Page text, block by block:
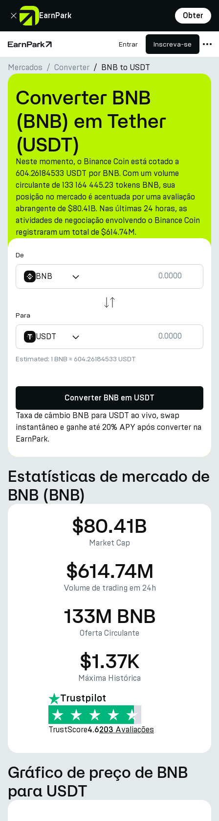
EarnPark Obter
Fechar
Página Inicial Entrar Inscreva-se
Produtos
Mercados
Calculadoras
PARK Token
Recursos
Empresa
Mercados Converter BNB to USDT
Converter BNB
(BNB) em Tether
(USDT)
Neste momento, o Binance Coin está cotado a
604.26184533 USDT por BNB. Com um volume
circulante de 133 164 445.23 tokens BNB, sua
posição no mercado é acentuada por uma avaliação
abrangente de $80.41B. Nas últimas 24 horas, as
atividades de negociação envolvendo o Binance Coin
registraram um total de $614.74M.
De
BNB
Para
USDT
Estimated: 1 BNB ≈ 604.26184533 USDT
Converter BNB em USDT
Taxa de câmbio BNB para USDT ao vivo, swap
instantâneo e ganhe até 20% APY após converter na
EarnPark.
Estatísticas de mercado de
BNB (BNB)
$80.41B
Market Cap
$614.74M
Volume de trading em 24h
133M BNB
Oferta Circulante
$1.37K
Máxima Histórica
Trustpilot
TrustScore4.6203 Avaliações
Gráfico de preço de BNB
para USDT